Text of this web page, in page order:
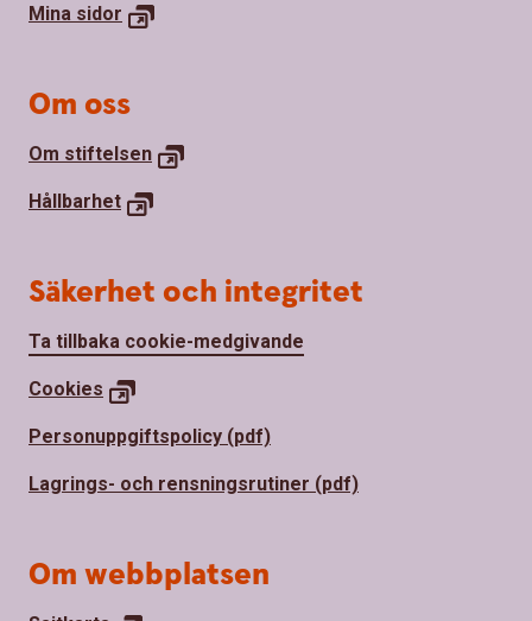
Mina sidor
Om oss
Om stiftelsen
Hållbarhet
Säkerhet och integritet
Ta tillbaka cookie-medgivande
Cookies
Personuppgiftspolicy (pdf)
Lagrings- och rensningsrutiner (pdf)
Om webbplatsen